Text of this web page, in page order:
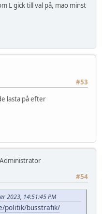
L gick till val på, mao minst
#53
lasta på efter
Administrator
#54
2023, 14:51:45 PM
politik/busstrafik/